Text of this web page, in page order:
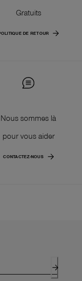
Gratuits
DE RETOUR
Nous sommes là
pour vous aider
CONTACTEZ-NOUS